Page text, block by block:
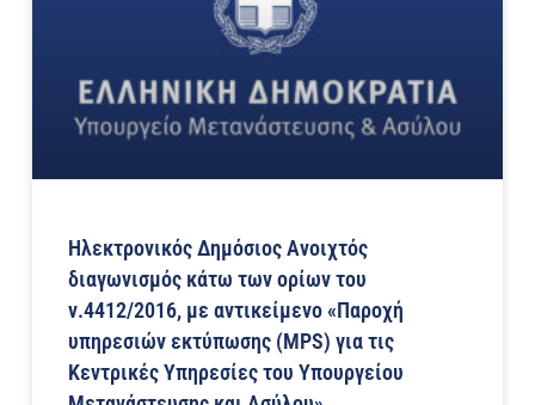
Ηλεκτρονικός Δημόσιος Ανοιχτός
διαγωνισμός κάτω των ορίων του
ν.4412/2016, με αντικείμενο «Παροχή
υπηρεσιών εκτύπωσης (MPS) για τις
Κεντρικές Υπηρεσίες του Υπουργείου